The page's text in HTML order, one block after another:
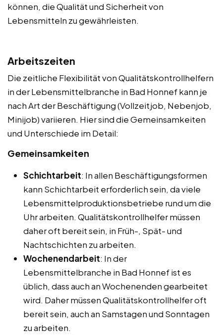
können, die Qualität und Sicherheit von
Lebensmitteln zu gewährleisten.
Arbeitszeiten
Die zeitliche Flexibilität von Qualitätskontrollhelfern
in der Lebensmittelbranche in Bad Honnef kann je
nach Art der Beschäftigung (Vollzeitjob, Nebenjob,
Minijob) variieren. Hier sind die Gemeinsamkeiten
und Unterschiede im Detail:
Gemeinsamkeiten
Schichtarbeit: In allen Beschäftigungsformen
kann Schichtarbeit erforderlich sein, da viele
Lebensmittelproduktionsbetriebe rund um die
Uhr arbeiten. Qualitätskontrollhelfer müssen
daher oft bereit sein, in Früh-, Spät- und
Nachtschichten zu arbeiten.
Wochenendarbeit: In der
Lebensmittelbranche in Bad Honnef ist es
üblich, dass auch an Wochenenden gearbeitet
wird. Daher müssen Qualitätskontrollhelfer oft
bereit sein, auch an Samstagen und Sonntagen
zu arbeiten.